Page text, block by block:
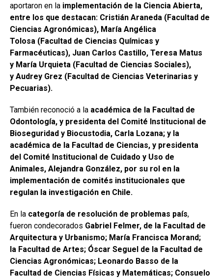
aportaron en la implementación de la Ciencia Abierta,
entre los que destacan: Cristián Araneda (Facultad de
Ciencias Agronómicas), María Angélica
Tolosa (Facultad de Ciencias Químicas y
Farmacéuticas), Juan Carlos Castillo, Teresa Matus
y María Urquieta (Facultad de Ciencias Sociales),
y Audrey Grez (Facultad de Ciencias Veterinarias y
Pecuarias).
También reconoció a la académica de la Facultad de
Odontología, y presidenta del Comité Institucional de
Bioseguridad y Biocustodia, Carla Lozana; y la
académica de la Facultad de Ciencias, y presidenta
del Comité Institucional de Cuidado y Uso de
Animales, Alejandra González, por su rol en la
implementación de comités institucionales que
regulan la investigación en Chile.
En la categoría de resolución de problemas país,
fueron condecorados Gabriel Felmer, de la Facultad de
Arquitectura y Urbanismo; María Francisca Morand;
la Facultad de Artes; Óscar Seguel de la Facultad de
Ciencias Agronómicas; Leonardo Basso de la
Facultad de Ciencias Físicas y Matemáticas; Consuelo